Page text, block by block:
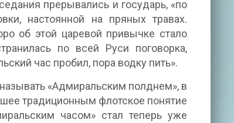
прерывались и государь, «по
настоянной на пряных травах.
об этой царевой привычке стало
по всей Руси поговорка,
час пробил, пора водку пить».
«Адмиральским полднем», в
традиционным флотское понятие
часом» стал теперь уже